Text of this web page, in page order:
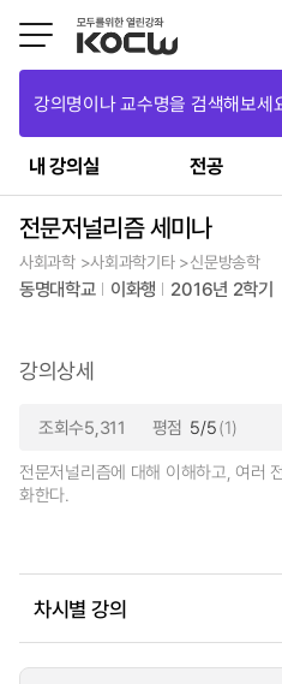
강의명이나 교수명을 검색해보세
내 강의실 전공
전문저널리즘 세미나
사회과학 >사회과학기타 >신문방송학
동명대학교 이화행 2016년 2학기
강의상세
조회수5,311 평점 5/5(1)
전문저널리즘에 대해 이해하고, 여러
화한다.
차시별 강의